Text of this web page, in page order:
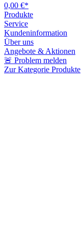
0,00 €*
Produkte
Service
Kundeninformation
Über uns
Angebote & Aktionen
🚨 Problem melden
Zur Kategorie Produkte